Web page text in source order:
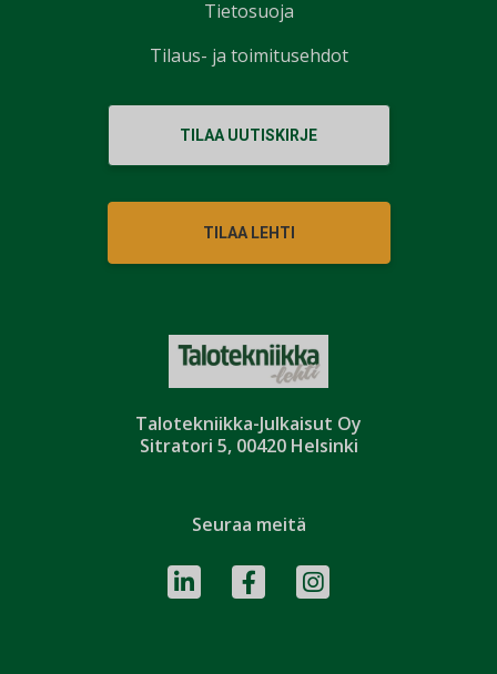
Talotekniikka-Julkaisut Oy
Sitratori 5, 00420 Helsinki
TILAA UUTISKIRJE
TILAA LEHTI
Seuraa meitä
Tietosuoja
Tilaus- ja toimitusehdot